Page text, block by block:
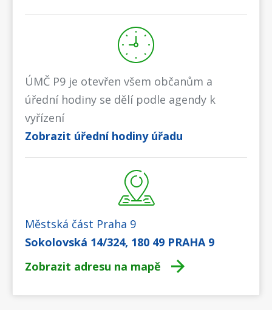
ÚMČ P9 je otevřen všem občanům a
úřední hodiny se dělí podle agendy k
vyřízení
Zobrazit úřední hodiny úřadu
Městská část Praha 9
Sokolovská 14/324, 180 49 PRAHA 9
Zobrazit adresu na mapě